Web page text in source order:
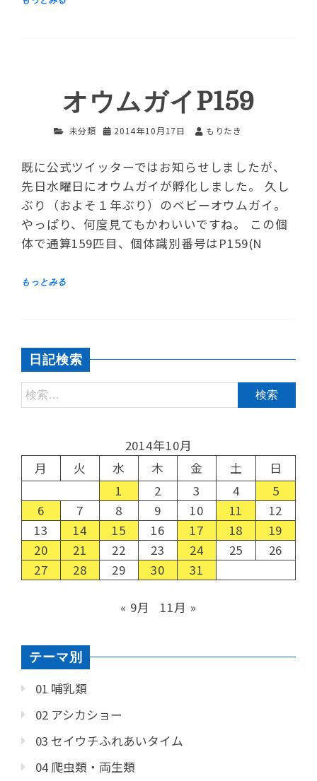
オウムガイP159
未分類 2014年10月17日 もりたき
既に公式ツイッターではお知らせしましたが、
先日水曜日にオウムガイが孵化しました。 久し
ぶり（およそ１年ぶり）のベビーオウムガイ。
やっぱり、何度見てもかわいいですね。 この個
体で通算159匹目、個体識別番号はP159(N
日記検索
2014年10月
月
火 水 木 金 土
日
1
2 3 4
5
6
7 8 9 10 11
12
13
14 15 16 17 18
19
20
21 22 23 24 25
26
27
28 29 30 31
« 9月 11月 »
テーマ別
01 哺乳類
02 アシカショー
03 セイウチふれあいタイム
04 爬虫類・両生類